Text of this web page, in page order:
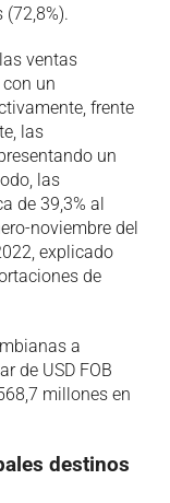
ventas
un
frente
las
un
las
de 39,3% al
noviembre del
explicado
de
a
de USD FOB
millones en
destinos